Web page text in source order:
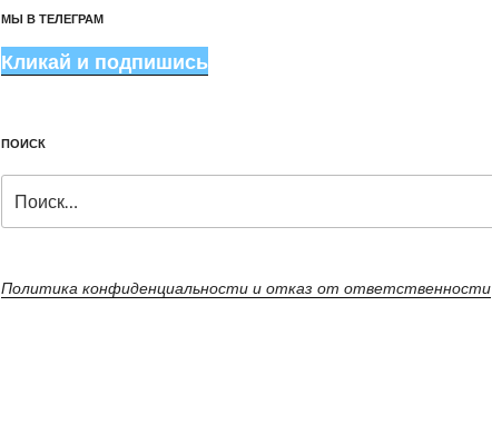
МЫ В ТЕЛЕГРАМ
Кликай и подпишись
ПОИСК
Политика конфиденциальности и отказ от ответственности